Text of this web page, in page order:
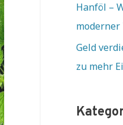
Hanföl –
moderner
Geld
zu mehr